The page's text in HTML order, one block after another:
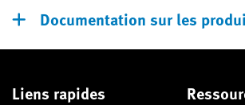
Documentation sur les
Liens rapides